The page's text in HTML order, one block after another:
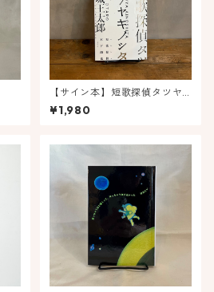
【サイン本】短歌探偵タツヤ
キノシタ
¥1,980